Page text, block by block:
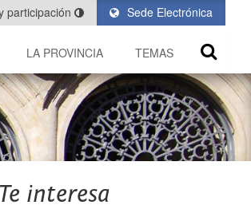
Sede Electrónica
participación
LA PROVINCIA TEMAS
Te interesa